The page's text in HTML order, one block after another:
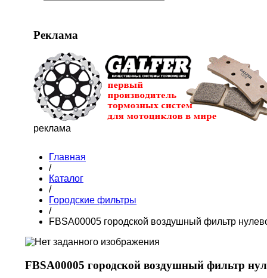
Реклама
реклама
Главная
/
Каталог
/
Городские фильтры
/
FBSA00005 городской воздушный фильтр
FBSA00005 городской воздушный фильтр